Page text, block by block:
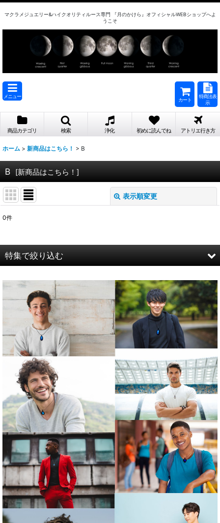
マクラメジュエリー&ハイクオリティルース専門 『月のかけら』オフィシャルWEBショップへよ
うこそ
メニュー
カート
特商法表
示
商品カテゴリ 検索 浄化 初めに読んでね アトリエ行き方
ホーム > 新商品はこちら！ > B
B [新商品はこちら！ ]
表示順変更
並び順 :
0件
特集で絞り込む
ネックレス
ガーデンクォーツ
Aセット
Bセット
Cセット
Dセット
Gセット
Eセット
Fセット
Ｈセット